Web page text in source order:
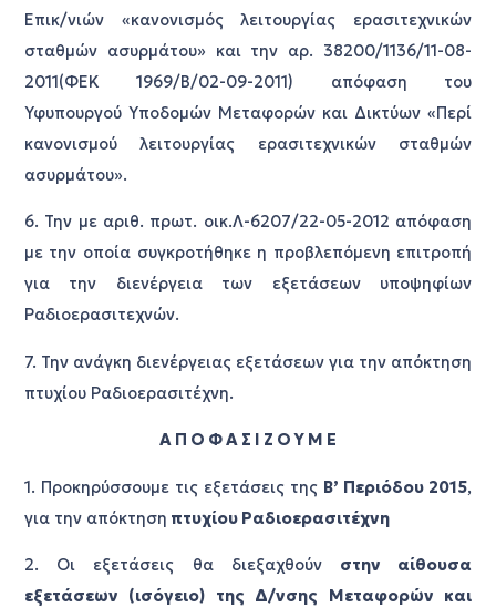
Επικ/νιών «κανονισμός λειτουργίας ερασιτεχνικών
σταθμών ασυρμάτου» και την αρ. 38200/1136/11-08-
2011(ΦΕΚ 1969/Β/02-09-2011) απόφαση του
Υφυπουργού Υποδομών Μεταφορών και Δικτύων «Περί
κανονισμού λειτουργίας ερασιτεχνικών σταθμών
ασυρμάτου».
6. Την με αριθ. πρωτ. οικ.Λ-6207/22-05-2012 απόφαση
με την οποία συγκροτήθηκε η προβλεπόμενη επιτροπή
για την διενέργεια των εξετάσεων υποψηφίων
Ραδιοερασιτεχνών.
7. Την ανάγκη διενέργειας εξετάσεων για την απόκτηση
πτυχίου Ραδιοερασιτέχνη.
Α Π Ο Φ Α Σ Ι Ζ Ο Υ Μ Ε
1. Προκηρύσσουμε τις εξετάσεις της Β’ Περιόδου 2015,
για την απόκτηση πτυχίου Ραδιοερασιτέχνη
2. Οι εξετάσεις θα διεξαχθούν στην αίθουσα
εξετάσεων (ισόγειο) της Δ/νσης Μεταφορών και